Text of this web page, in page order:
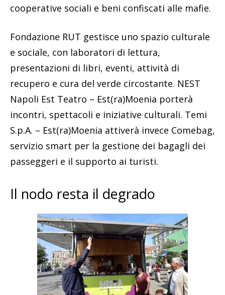
cooperative sociali e beni confiscati alle mafie.
Fondazione RUT gestisce uno spazio culturale
e sociale, con laboratori di lettura,
presentazioni di libri, eventi, attività di
recupero e cura del verde circostante. NEST
Napoli Est Teatro – Est(ra)Moenia porterà
incontri, spettacoli e iniziative culturali. Temi
S.p.A. – Est(ra)Moenia attiverà invece Comebag,
servizio smart per la gestione dei bagagli dei
passeggeri e il supporto ai turisti.
Il nodo resta il degrado